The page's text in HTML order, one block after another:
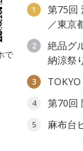
で
1
第75回
／東京
2
絶品グ
納涼祭
3
4 第70回
5
麻布台